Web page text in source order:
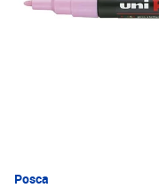
Posca